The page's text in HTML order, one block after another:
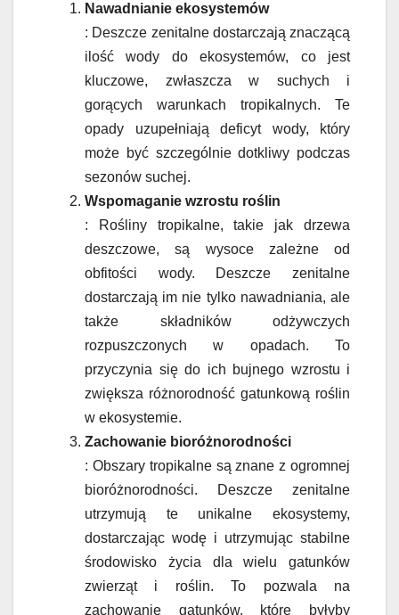
Nawadnianie ekosystemów
: Deszcze zenitalne dostarczają znaczącą
ilość wody do ekosystemów, co jest
kluczowe, zwłaszcza w suchych i
gorących warunkach tropikalnych. Te
opady uzupełniają deficyt wody, który
może być szczególnie dotkliwy podczas
sezonów suchej.
Wspomaganie wzrostu roślin
: Rośliny tropikalne, takie jak drzewa
deszczowe, są wysoce zależne od
obfitości wody. Deszcze zenitalne
dostarczają im nie tylko nawadniania, ale
także składników odżywczych
rozpuszczonych w opadach. To
przyczynia się do ich bujnego wzrostu i
zwiększa różnorodność gatunkową roślin
w ekosystemie.
Zachowanie bioróżnorodności
: Obszary tropikalne są znane z ogromnej
bioróżnorodności. Deszcze zenitalne
utrzymują te unikalne ekosystemy,
dostarczając wodę i utrzymując stabilne
środowisko życia dla wielu gatunków
zwierząt i roślin. To pozwala na
zachowanie gatunków, które byłyby